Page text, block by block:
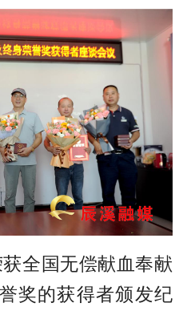
全国无偿献血奉献
奖的获得者颁发纪